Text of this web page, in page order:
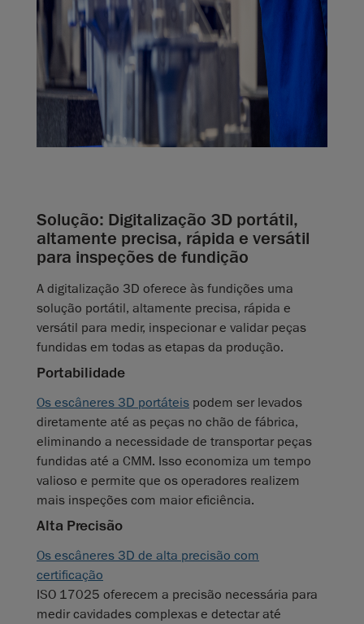
Solução: Digitalização 3D portátil,
altamente precisa, rápida e versátil
para inspeções de fundição
A digitalização 3D oferece às fundições uma
solução portátil, altamente precisa, rápida e
versátil para medir, inspecionar e validar peças
fundidas em todas as etapas da produção.
Portabilidade
Os escâneres 3D portáteis podem ser levados
diretamente até as peças no chão de fábrica,
eliminando a necessidade de transportar peças
fundidas até a CMM. Isso economiza um tempo
valioso e permite que os operadores realizem
mais inspeções com maior eficiência.
Alta Precisão
Os escâneres 3D de alta precisão com
certificação
ISO 17025 oferecem a precisão necessária para
medir cavidades complexas e detectar até